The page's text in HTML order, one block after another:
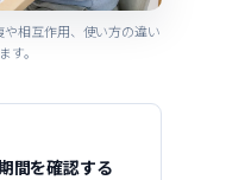
相互作用、使い方の違い
す。
間を確認する